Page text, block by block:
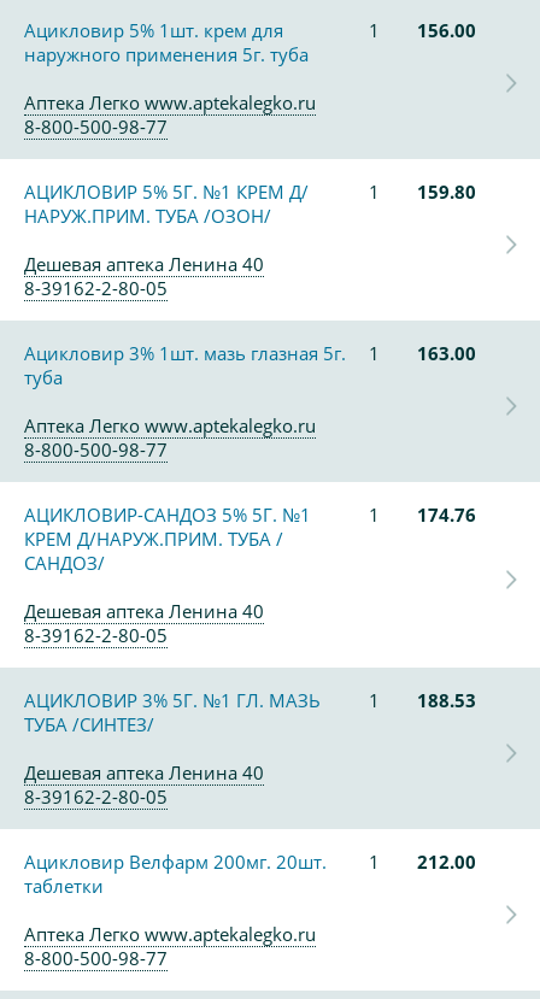
Ацикловир 5% 1шт. крем для
наружного применения 5г. туба
1 156.00
Аптека Легко www.aptekalegko.ru
8-800-500-98-77
АЦИКЛОВИР 5% 5Г. №1 КРЕМ Д/
НАРУЖ.ПРИМ. ТУБА /ОЗОН/
1 159.80
Дешевая аптека Ленина 40
8-39162-2-80-05
Ацикловир 3% 1шт. мазь глазная 5г.
туба
1 163.00
Аптека Легко www.aptekalegko.ru
8-800-500-98-77
АЦИКЛОВИР-САНДОЗ 5% 5Г. №1
КРЕМ Д/НАРУЖ.ПРИМ. ТУБА /
САНДОЗ/
1 174.76
Дешевая аптека Ленина 40
8-39162-2-80-05
АЦИКЛОВИР 3% 5Г. №1 ГЛ. МАЗЬ
ТУБА /СИНТЕЗ/
1 188.53
Дешевая аптека Ленина 40
8-39162-2-80-05
Ацикловир Велфарм 200мг. 20шт.
таблетки
1 212.00
Аптека Легко www.aptekalegko.ru
8-800-500-98-77